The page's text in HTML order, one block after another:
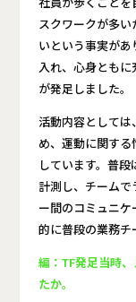
社員が歩くことを
スクワークが多い
いという事実があ
入れ、心身ともに
が発足しました。
活動内容としては
め、運動に関する
しています。普
計測し、チームで
ー間のコミュニケ
的に普段の業務チ
編：TF発足当時
たか。